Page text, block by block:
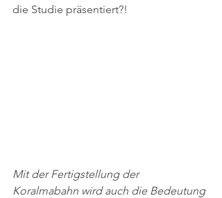
die Studie präsentiert?!
Mit der Fertigstellung der
Koralmabahn wird auch die Bedeutung